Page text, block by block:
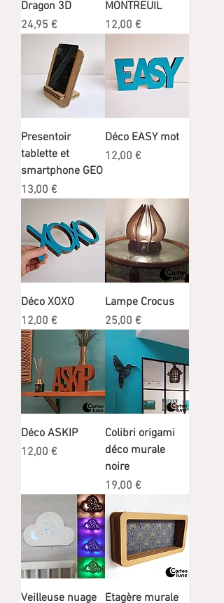
Dragon 3D
Prix
24,95 €
MONTREUIL
Prix
12,00 €
Presentoir
tablette et
smartphone GEO
Prix
13,00 €
Déco EASY mot
Prix
12,00 €
Déco XOXO
Prix
12,00 €
Lampe Crocus
Prix
25,00 €
Déco ASKIP
Prix
12,00 €
Colibri origami
déco murale
noire
Prix
19,00 €
Veilleuse nuage Etagère murale